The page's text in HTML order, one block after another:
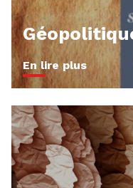
En lire plus